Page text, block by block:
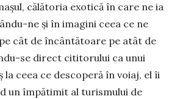
călătoria exotică în care ne ia
ne și în imagini ceea ce ne
cât de încântătoare pe atât de
se direct cititorului ca unui
ceea ce descoperă în voiaj, el îi
un împătimit al turismului de